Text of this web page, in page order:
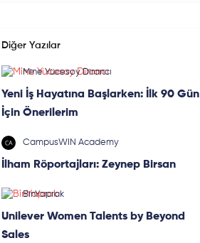
Diğer Yazılar
Mine Yücesoy Dirancı
Yeni İş Hayatına Başlarken: İlk 90 Gün
İçin Önerilerim
CampusWIN Academy
İlham Röportajları: Zeynep Birsan
BinYaprak
Unilever Women Talents by Beyond
Sales